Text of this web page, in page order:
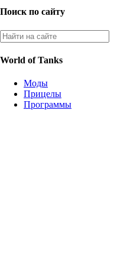
Поиск по сайту
World of Tanks
Моды
Прицелы
Программы